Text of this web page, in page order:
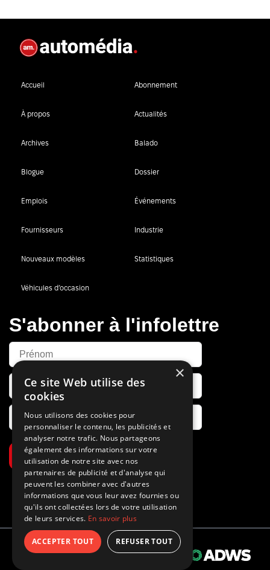
Accueil Abonnement
À propos Actualités
Archives Balado
Blogue Dossier
Emplois Événements
Fournisseurs Industrie
Nouveaux modèles Statistiques
Véhicules d’occasion
S'abonner à l'infolettre
S’abonner
© 2026 Tous droits réservés Propulsé par
×
Ce site Web utilise des
cookies
Nous utilisons des cookies pour
personnaliser le contenu, les publicités et
analyser notre trafic. Nous partageons
également des informations sur votre
utilisation de notre site avec nos
partenaires de publicité et d'analyse qui
peuvent les combiner avec d'autres
informations que vous leur avez fournies ou
qu'ils ont collectées lors de votre utilisation
de leurs services. En savoir plus
ACCEPTER TOUT REFUSER TOUT